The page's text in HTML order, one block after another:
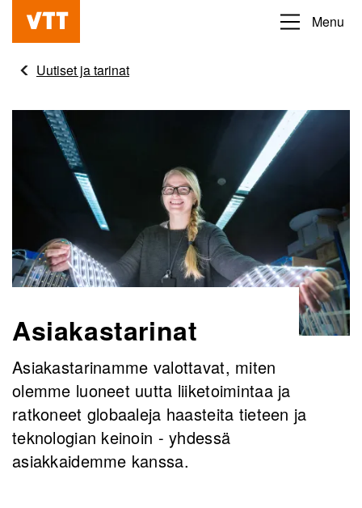
Hyppää
pääsisältöön
Beyond
obvious
Menu
Uutiset ja tarinat
Asiakastarinat
Asiakastarinamme valottavat, miten
olemme luoneet uutta liiketoimintaa ja
ratkoneet globaaleja haasteita tieteen ja
teknologian keinoin - yhdessä
asiakkaidemme kanssa.